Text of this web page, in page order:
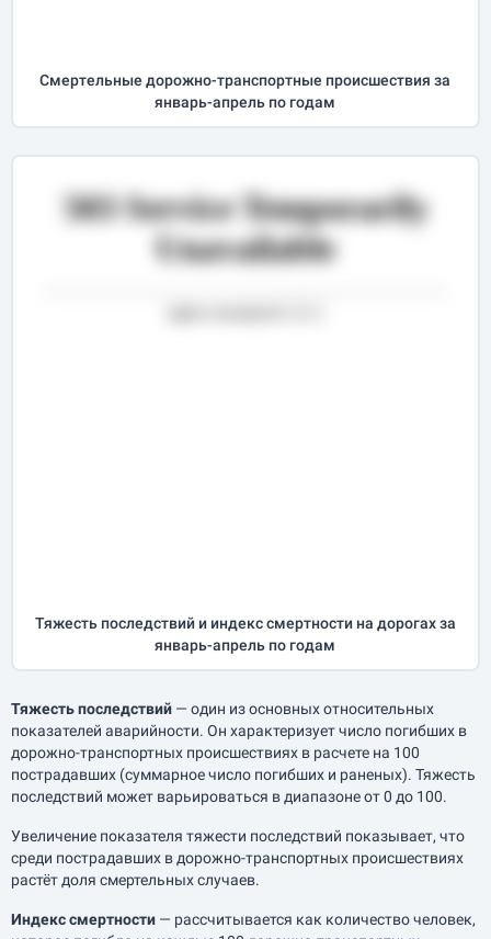
Cмертельные дорожно-транспортные происшествия за
январь-апрель по годам
Тяжесть последствий и индекс смертности на дорогах за
январь-апрель по годам
Тяжесть последствий — один из основных относительных
показателей аварийности. Он характеризует число погибших в
дорожно-транспортных происшествиях в расчете на 100
пострадавших (суммарное число погибших и раненых). Тяжесть
последствий может варьироваться в диапазоне от 0 до 100.
Увеличение показателя тяжести последствий показывает, что
среди пострадавших в дорожно-транспортных происшествиях
растёт доля смертельных случаев.
Индекс смертности — рассчитывается как количество человек,